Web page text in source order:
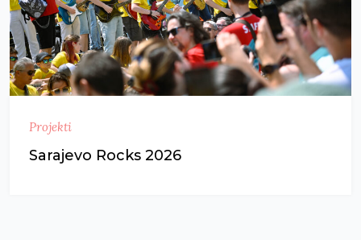
Projekti
Sarajevo Rocks 2026